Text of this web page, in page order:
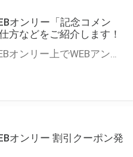
オンリー「記念コメン
方などをご紹介します！
とらのあなWEBオンリー上でWEBアンソロジーが作成できる「記念コメント」について、その使い方や作成手順を解説します！ 支援タイプを「サークル参加型」「サークル参加型・マルシェ(イベント会場)機能付き」でお申し込みいただいている主催者様はぜひご活用ください♪ とらのあなWEBオンリーサイトはこちら
オンリー 割引クーポン発